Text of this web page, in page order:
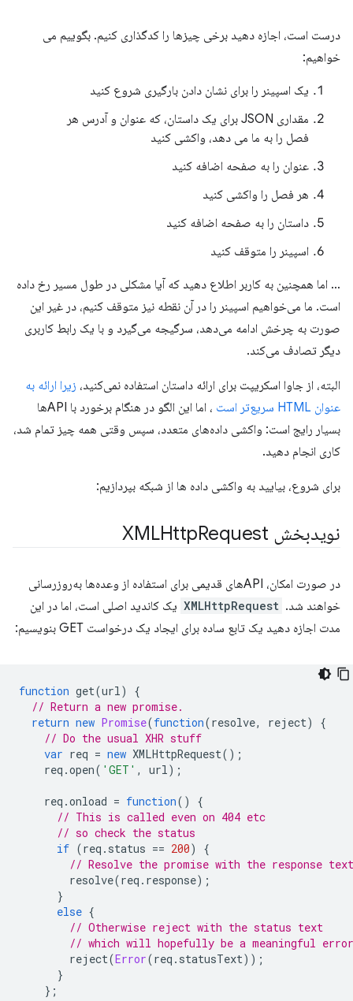
درست است، اجازه دهید برخی چیزها را کدگذاری کنیم. بگوییم می
خواهیم:
یک اسپینر را برای نشان دادن بارگیری شروع کنید
مقداری JSON برای یک داستان، که عنوان و آدرس هر
فصل را به ما می دهد، واکشی کنید
عنوان را به صفحه اضافه کنید
هر فصل را واکشی کنید
داستان را به صفحه اضافه کنید
اسپینر را متوقف کنید
… اما همچنین به کاربر اطلاع دهید که آیا مشکلی در طول مسیر رخ داده
است. ما می‌خواهیم اسپینر را در آن نقطه نیز متوقف کنیم، در غیر این
صورت به چرخش ادامه می‌دهد، سرگیجه می‌گیرد و با یک رابط کاربری
دیگر تصادف می‌کند.
البته، از جاوا اسکریپت برای ارائه داستان استفاده نمی‌کنید، زیرا ارائه به
عنوان HTML سریع‌تر است
، اما این الگو در هنگام برخورد با APIها
بسیار رایج است: واکشی داده‌های متعدد، سپس وقتی همه چیز تمام شد،
کاری انجام دهید.
برای شروع، بیایید به واکشی داده ها از شبکه بپردازیم:
نویدبخش XMLHttp Request
در صورت امکان، APIهای قدیمی برای استفاده از وعده‌ها به‌روزرسانی
خواهند شد. XMLHttpRequest یک کاندید اصلی است، اما در این
مدت اجازه دهید یک تابع ساده برای ایجاد یک درخواست GET بنویسیم:
function get(url)
{
// Return a new promise.
return new Promise(function(resolve, reject)
{
// Do the usual XHR stuff
var req = new XMLHttpRequest();
req .open( 'GET' , url);
req .onload = function()
{
// This is called even on 404 etc
// so check the status
if (req . status == 200)
{
// Resolve the promise with the response text
resolve(req . response);
}
else {
// Otherwise reject with the status text
// which will hopefully be a meaningful error
reject(Error(req . statusText));
}
};